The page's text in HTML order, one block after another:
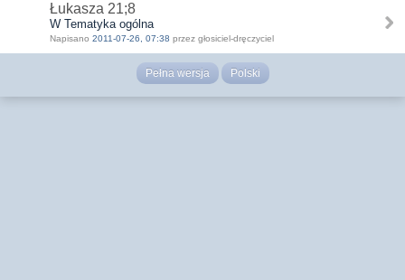
Łukasza 21;8
W Tematyka ogólna
Napisano 2011-07-26, 07:38 przez głosiciel-dręczyciel
Pełna wersja Polski